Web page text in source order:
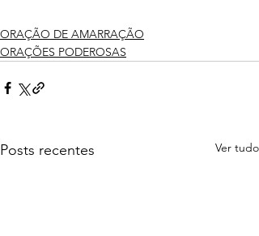
ORAÇÃO DE AMARRAÇÃO
ORAÇÕES PODEROSAS
Posts recentes Ver tudo